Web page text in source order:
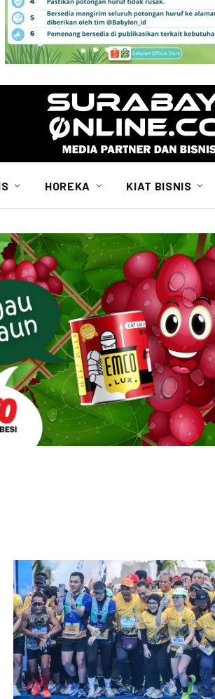
HOREKA KIAT BISNIS